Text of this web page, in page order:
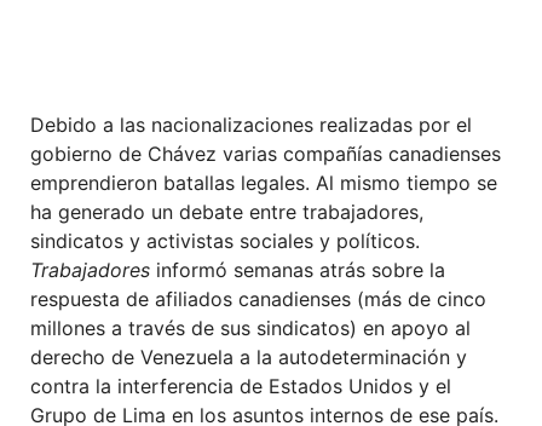
Debido a las nacionalizaciones realizadas por el
gobierno de Chávez varias compañías canadienses
emprendieron batallas legales. Al mismo tiempo se
ha generado un debate entre trabajadores,
sindicatos y activistas sociales y políticos.
Trabajadores informó semanas atrás sobre la
respuesta de afiliados canadienses (más de cinco
millones a través de sus sindicatos) en apoyo al
derecho de Venezuela a la autodeterminación y
contra la interferencia de Estados Unidos y el
Grupo de Lima en los asuntos internos de ese país.